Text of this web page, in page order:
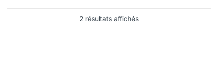
2 résultats affichésTrié du plus récent au